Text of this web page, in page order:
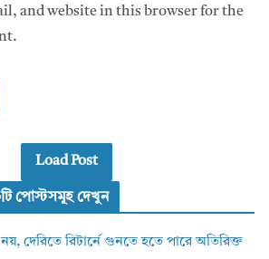
and website in this browser for the
Load Post
পোস্টসমূহ দেখুন
দেরিতে রিটার্নে গুনতে হতে পারে অতিরিক্ত